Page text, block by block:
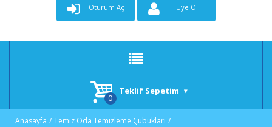
Oturum Aç Üye Ol
Teklif Sepetim
Anasayfa
Temiz Oda Temizleme Çubukları